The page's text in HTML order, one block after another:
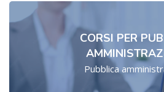
CORSI PER
Pubblica